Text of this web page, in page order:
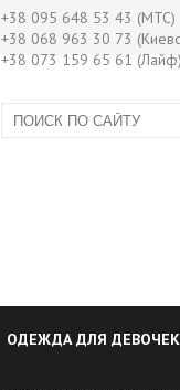
+38 095 648 53 43 (МТС)
+38 068 963 30 73
+38 073 159 65 61 (Лайф)
ОДЕЖДА ДЛЯ ДЕВОЧЕК